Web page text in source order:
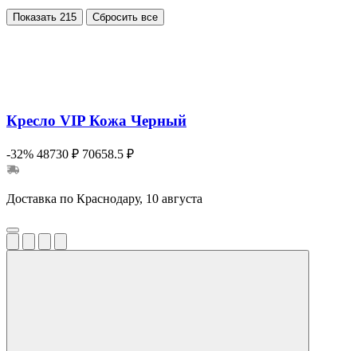
Показать 215 Сбросить все
Кресло VIP Кожа Черный
-32% 48730 ₽ 70658.5 ₽
Доставка по Краснодару, 10 августа